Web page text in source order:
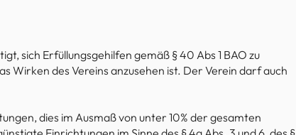
sich Erfüllungsgehilfen gemäß § 40 Abs 1 BAO zu
Wirken des Vereins anzusehen ist. Der Verein darf auch
dies im Ausmaß von unter 10% der gesamten